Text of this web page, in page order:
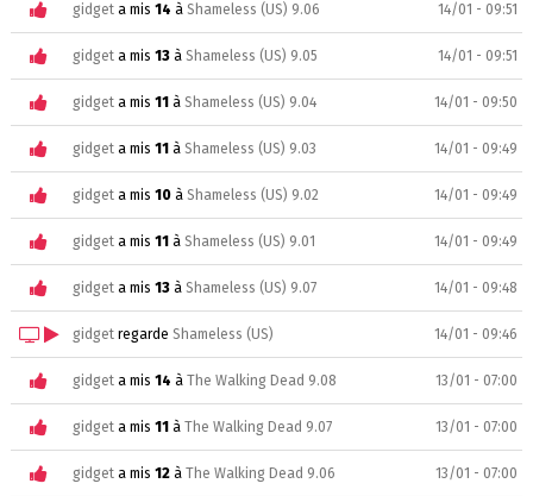
gidgeta mis 14 à Shameless (US) 9.06 14/01 - 09:51
gidgeta mis 13à Shameless (US) 9.05 14/01 - 09:51
gidgeta mis 11 à Shameless (US) 9.04 14/01 - 09:50
gidgeta mis 11 à Shameless (US) 9.03 14/01 - 09:49
gidgeta mis 10à Shameless (US) 9.02 14/01 - 09:49
gidgeta mis 11 à Shameless (US) 9.01 14/01 - 09:49
gidgeta mis 13à Shameless (US) 9.07 14/01 - 09:48
gidgetregarde Shameless (US) 14/01 - 09:46
gidgeta mis 14 à The Walking Dead 9.08 13/01 - 07:00
gidgeta mis 11 à The Walking Dead 9.07 13/01 - 07:00
gidgeta mis 12à The Walking Dead 9.06 13/01 - 07:00